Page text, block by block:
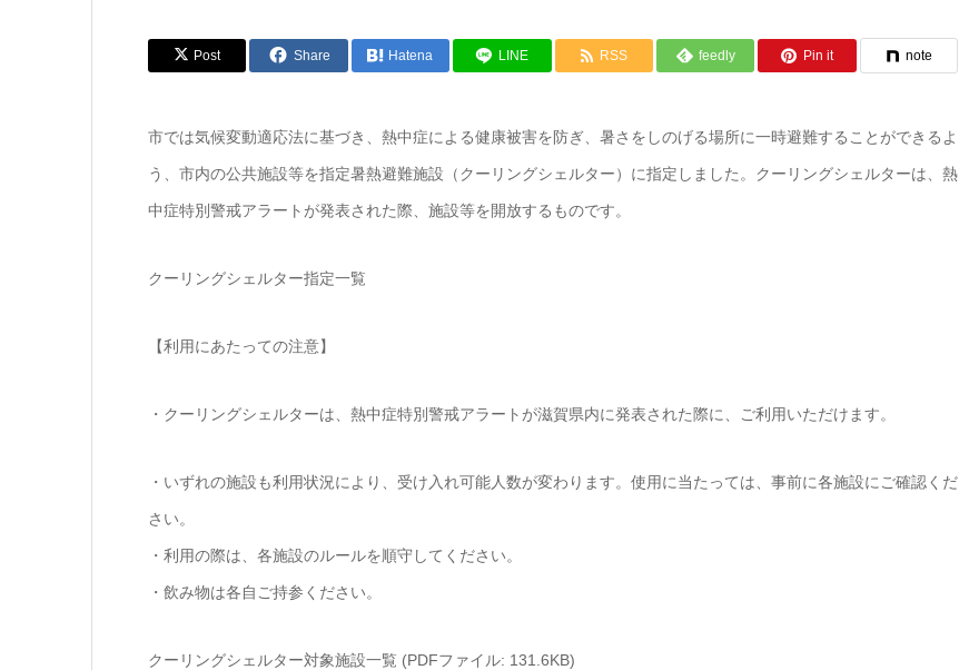
Post Share Hatena LINE RSS feedly Pin it note
市では気候変動適応法に基づき、熱中症による健康被害を防ぎ、暑さをしのげる場所に一時避難することができるよ
う、市内の公共施設等を指定暑熱避難施設（クーリングシェルター）に指定しました。クーリングシェルターは、熱
中症特別警戒アラートが発表された際、施設等を開放するものです。
クーリングシェルター指定一覧
【利用にあたっての注意】
・クーリングシェルターは、熱中症特別警戒アラートが滋賀県内に発表された際に、ご利用いただけます。
・いずれの施設も利用状況により、受け入れ可能人数が変わります。使用に当たっては、事前に各施設にご確認くだ
さい。
・利用の際は、各施設のルールを順守してください。
・飲み物は各自ご持参ください。
クーリングシェルター対象施設一覧 (PDFファイル: 131.6KB)